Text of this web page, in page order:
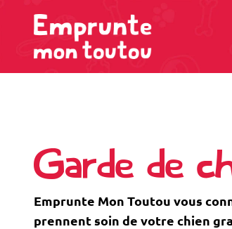
Garde de
Emprunte Mon Toutou vous
prennent soin de votre chien